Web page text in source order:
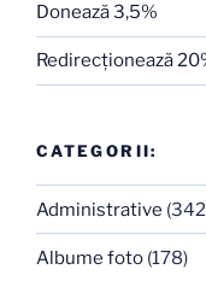
Donează 3,5%
Redirecţionează
CATEGORII:
Administrative
Albume foto (178)